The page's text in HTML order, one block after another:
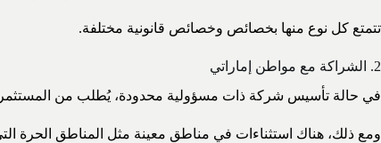
تتمتع كل نوع منها بخصائص وخصائص قانونية مختلفة.
2. الشراكة مع مواطن إماراتي
في حالة تأسيس شركة ذات مسؤولية محدودة، يُطلب من المستثمر وجود شريك
ومع ذلك، هناك استثناءات في مناطق معينة مثل المناطق الحرة